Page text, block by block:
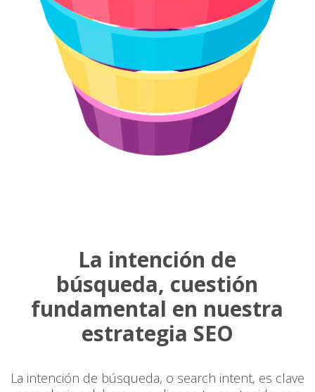
La intención de
búsqueda, cuestión
fundamental en nuestra
estrategia SEO
La intención de búsqueda, o search intent, es clave